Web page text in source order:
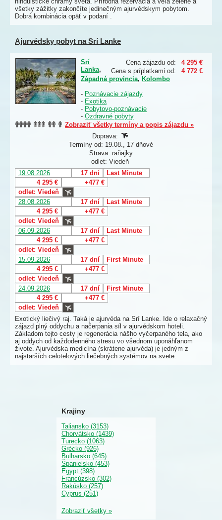
všetky zážitky zakončíte jedinečným ajurvédskym pobytom.
Dobrá kombinácia opäť v podaní .
Ajurvédsky pobyt na Srí Lanke
Cena zájazdu od:
4 295 €
Cena s príplatkami od:
4 772 €
Srí
Lanka,
Západná provincia, Kolombo
- Poznávacie zájazdy
- Exotika
- Pobytovo-poznávacie
- Ozdravné pobyty
Zobraziť všetky termíny a popis zájazdu »
Doprava:
Termíny od: 19.08., 17 dňové
Strava: raňajky
odlet: Viedeň
19.08.2026
17 dní
Last Minute
4 295 €
+477 €
odlet: Viedeň
28.08.2026
17 dní
Last Minute
4 295 €
+477 €
odlet: Viedeň
06.09.2026
17 dní
Last Minute
4 295 €
+477 €
odlet: Viedeň
15.09.2026
17 dní
First Minute
4 295 €
+477 €
odlet: Viedeň
24.09.2026
17 dní
First Minute
4 295 €
+477 €
odlet: Viedeň
Exotický liečivý raj. Taká je ajurvéda na Srí Lanke. Ide o relaxačný
zájazd plný oddychu a načerpania síl v ajurvédskom hoteli.
Základom tejto cesty je regenerácia nášho vyčerpaného tela, ako
aj oddych od každodenného stresu vo všednom uponáhľanom
živote. Ajurvédska medicína (skrátene ajurvéda) je jedným z
najstarších celotelových liečebných systémov na svete.
Krajiny
Taliansko (3153)
Chorvátsko (1439)
Turecko (1063)
Grécko (926)
Bulharsko (645)
Španielsko (453)
Egypt (398)
Francúzsko (302)
Rakúsko (257)
Cyprus (251)
Zobraziť všetky »